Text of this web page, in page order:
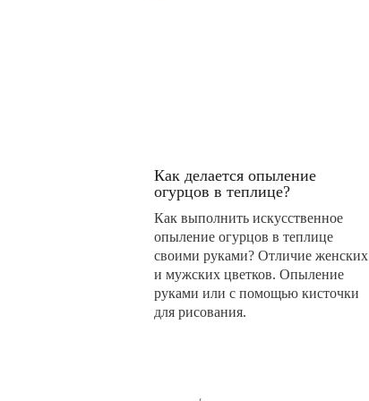
Как делается опыление
огурцов в теплице?
Как выполнить искусственное
опыление огурцов в теплице
своими руками? Отличие женских
и мужских цветков. Опыление
руками или с помощью кисточки
для рисования.